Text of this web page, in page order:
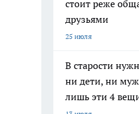
стоит реже
друзьями
25 июля
В старости
ни дети, ни
лишь эти 4